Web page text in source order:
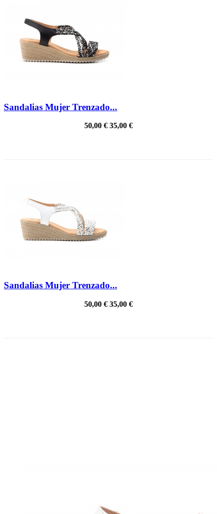
Sandalias Mujer Trenzado...
50,00 € 35,00 €
Sandalias Mujer Trenzado...
50,00 € 35,00 €